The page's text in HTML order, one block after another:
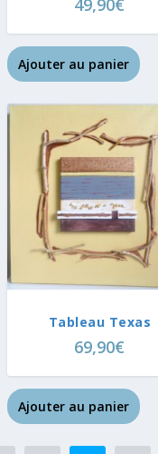
Ajouter au panier
Tableau Texas
69,90€
Ajouter au panier